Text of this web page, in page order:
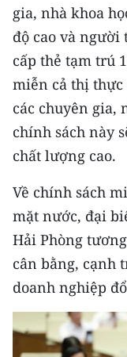
ENGLISH
中文
FRANÇAIS
РУССКИЙ
ESPAÑOL
한국어
gia, nhà khoa
độ cao và
cấp thẻ tạm trú
miễn cả thị
các chuyên gia,
chính sách này
chất lượng cao.
Về chính sách
mặt nước, đại
Hải Phòng
cân bằng, cạnh
doanh nghiệp